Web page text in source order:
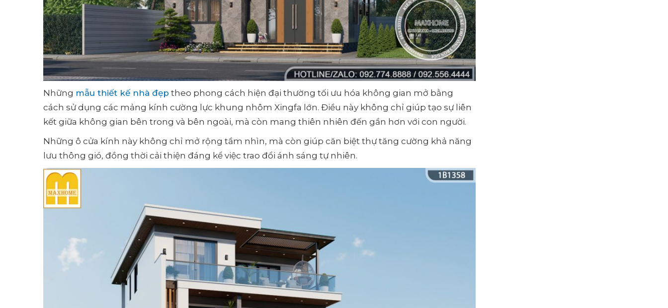
Những mẫu thiết kế nhà đẹp theo phong cách hiện đại thường tối ưu hóa không gian mở bằng
cách sử dụng các mảng kính cường lực khung nhôm Xingfa lớn. Điều này không chỉ giúp tạo sự liên
kết giữa không gian bên trong và bên ngoài, mà còn mang thiên nhiên đến gần hơn với con người.
Những ô cửa kính này không chỉ mở rộng tầm nhìn, mà còn giúp căn biệt thự tăng cường khả năng
lưu thông gió, đồng thời cải thiện đáng kể việc trao đổi ánh sáng tự nhiên.